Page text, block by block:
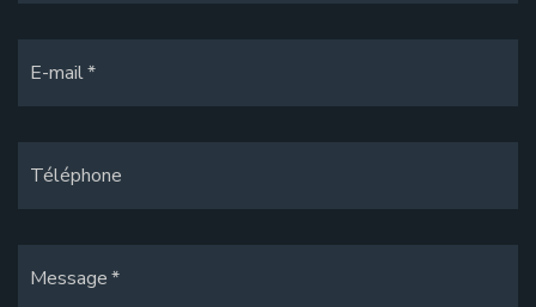
E-mail
Téléphone
Message